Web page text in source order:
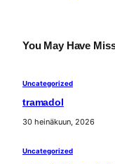
You May Have
Uncategorized
tramadol
30 heinäkuun, 2026
Uncategorized